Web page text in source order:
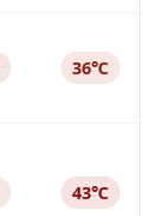
36℃
43℃